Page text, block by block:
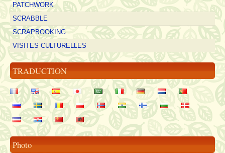
PATCHWORK
SCRABBLE
SCRAPBOOKING
VISITES CULTURELLES
TRADUCTION
Photo